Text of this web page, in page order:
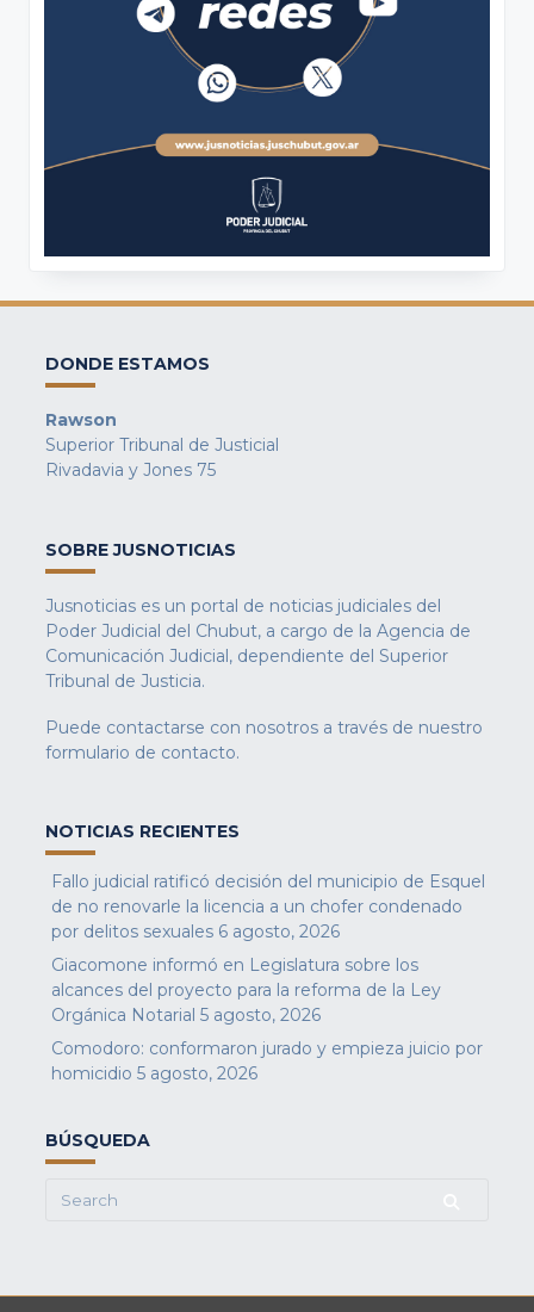
DONDE ESTAMOS
Rawson
Superior Tribunal de Justicial
Rivadavia y Jones 75
SOBRE JUSNOTICIAS
Jusnoticias es un portal de noticias judiciales del
Poder Judicial del Chubut, a cargo de la Agencia de
Comunicación Judicial, dependiente del Superior
Tribunal de Justicia.
Puede contactarse con nosotros a través de nuestro
formulario de contacto.
NOTICIAS RECIENTES
Fallo judicial ratificó decisión del municipio de Esquel
de no renovarle la licencia a un chofer condenado
por delitos sexuales 6 agosto, 2026
Giacomone informó en Legislatura sobre los
alcances del proyecto para la reforma de la Ley
Orgánica Notarial 5 agosto, 2026
Comodoro: conformaron jurado y empieza juicio por
homicidio 5 agosto, 2026
BÚSQUEDA
Search